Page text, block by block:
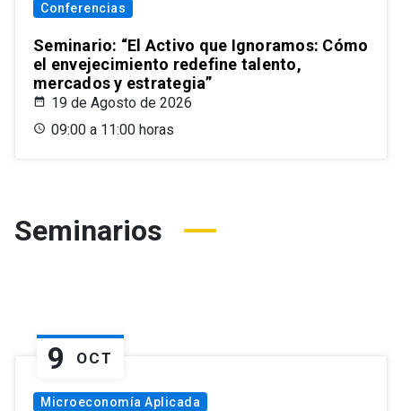
Conferencias
Seminario: “El Activo que Ignoramos: Cómo
el envejecimiento redefine talento,
mercados y estrategia”
19 de Agosto de 2026
09:00 a 11:00 horas
Seminarios
9 OCT
Microeconomía Aplicada